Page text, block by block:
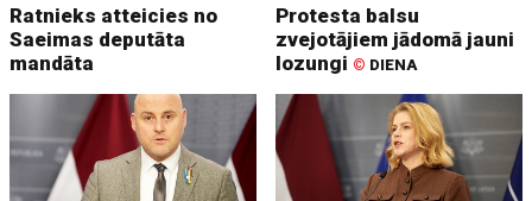
Ratnieks atteicies no
Saeimas deputāta
mandāta
Protesta balsu
zvejotājiem jādomā jauni
lozungi © DIENA